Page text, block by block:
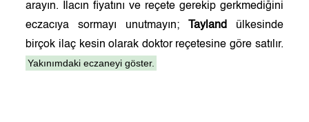
arayın. İlacın fiyatını ve reçete gerekip gerkmediğini
eczacıya sormayı unutmayın;
Tayland
ülkesinde
birçok ilaç kesin olarak doktor reçetesine göre satılır.
Yakınımdaki eczaneyi göster.